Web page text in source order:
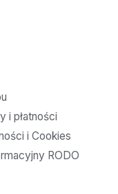
i płatności
i Cookies
RODO